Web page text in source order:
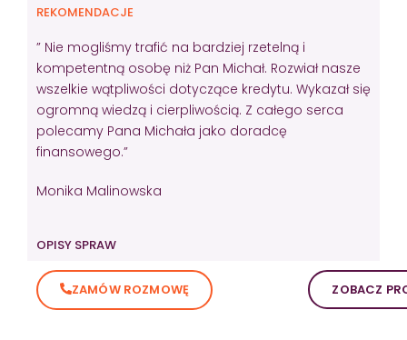
REKOMENDACJE
” Nie mogliśmy trafić na bardziej rzetelną i
kompetentną osobę niż Pan Michał. Rozwiał nasze
wszelkie wątpliwości dotyczące kredytu. Wykazał się
ogromną wiedzą i cierpliwością. Z całego serca
polecamy Pana Michała jako doradcę
finansowego.”
Monika Malinowska
OPISY SPRAW
ZAMÓW ROZMOWĘ ZOBACZ